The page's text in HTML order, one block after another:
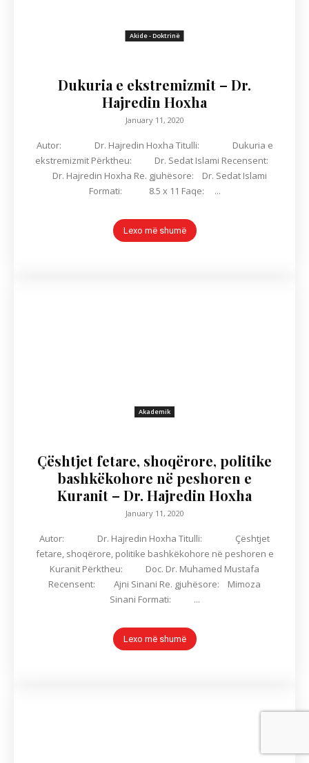
Akide - Doktrinë
Dukuria e ekstremizmit – Dr.
Hajredin Hoxha
January 11, 2020
Autor: Dr. Hajredin Hoxha Titulli: Dukuria e
ekstremizmit Përktheu: Dr. Sedat Islami Recensent:
Dr. Hajredin Hoxha Re. gjuhësore: Dr. Sedat Islami
Formati: 8.5 x 11 Faqe: ...
Lexo më shumë
Akademik
Çështjet fetare, shoqërore, politike
bashkëkohore në peshoren e
Kuranit – Dr. Hajredin Hoxha
January 11, 2020
Autor: Dr. Hajredin Hoxha Titulli: Çështjet
fetare, shoqërore, politike bashkëkohore në peshoren e
Kuranit Përktheu: Doc. Dr. Muhamed Mustafa
Recensent: Ajni Sinani Re. gjuhësore: Mimoza
Sinani Formati: ...
Lexo më shumë